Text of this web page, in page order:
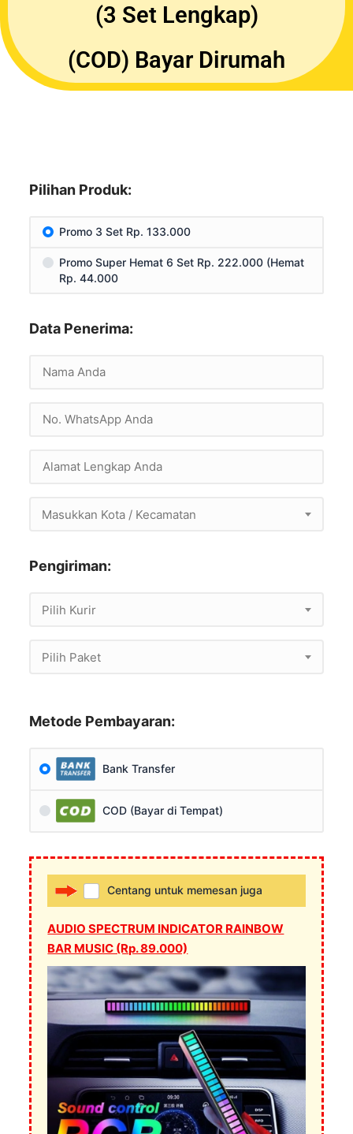
(3 Set Lengkap)
(COD) Bayar Dirumah
Pilihan Produk:
Promo 3 Set Rp. 133.000
Promo Super Hemat 6 Set Rp. 222.000 (Hemat
Rp. 44.000
Data Penerima:
Masukkan Kota / Kecamatan
Pengiriman:
Pilih Kurir
Pilih Paket
Metode Pembayaran:
Bank Transfer
COD (Bayar di Tempat)
Centang untuk memesan juga
AUDIO SPECTRUM INDICATOR RAINBOW
BAR MUSIC (Rp. 89.000)